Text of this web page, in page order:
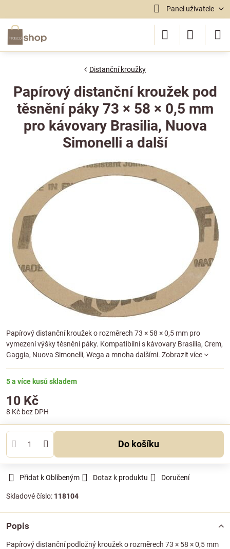
Panel uživatele
Distanční kroužky
Papírový distanční kroužek pod
těsnění páky 73 × 58 × 0,5 mm
pro kávovary Brasilia, Nuova
Simonelli a další
Papírový distanční kroužek o rozměrech 73 × 58 × 0,5 mm pro
vymezení výšky těsnění páky. Kompatibilní s kávovary Brasilia, Crem,
Gaggia, Nuova Simonelli, Wega a mnoha dalšími. Zobrazit více
5 a více kusů skladem
10 Kč
8 Kč bez DPH
Do košíku
Přidat k Oblíbeným Dotaz k produktu Doručení
Skladové číslo: 118104
Popis
Papírový distanční podložný kroužek o rozměrech 73 × 58 × 0,5 mm